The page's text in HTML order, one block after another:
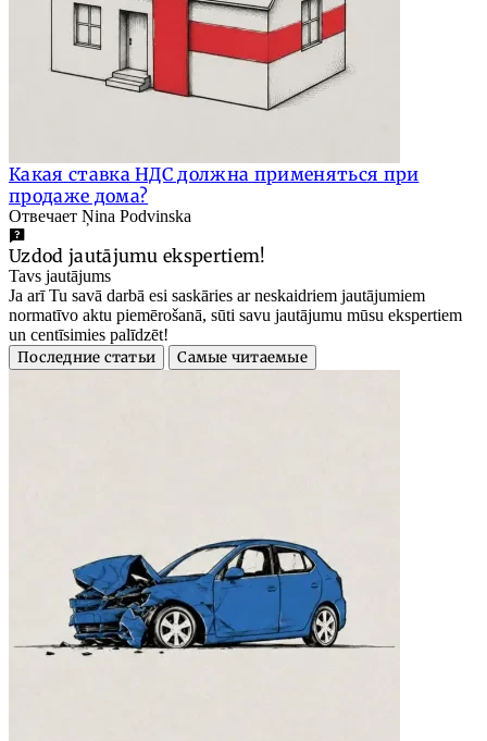
Какая ставка НДС должна применяться при
продаже дома?
Отвечает Ņina Podvinska
Uzdod jautājumu ekspertiem!
Tavs jautājums
Ja arī Tu savā darbā esi saskāries ar neskaidriem jautājumiem
normatīvo aktu piemērošanā, sūti savu jautājumu mūsu ekspertiem
un centīsimies palīdzēt!
Последние статьи
Самые читаемые